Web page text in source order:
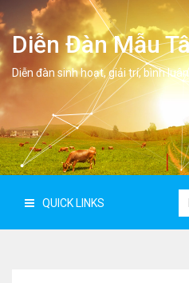
Diễn Đàn Mẫu
Diễn đàn sinh hoạt, giải trí, bình
QUICK LINKS